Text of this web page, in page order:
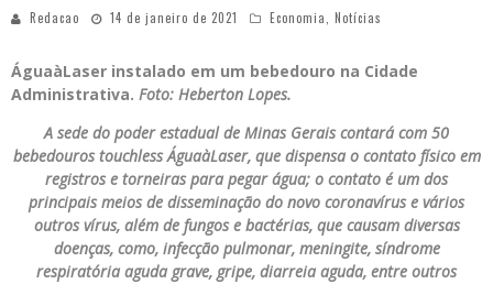
Redacao 14 de janeiro de 2021 Economia, Notícias
ÁguaàLaser instalado em um bebedouro na Cidade
Administrativa. Foto: Heberton Lopes.
A sede do poder estadual de Minas Gerais contará com 50
bebedouros touchless ÁguaàLaser, que dispensa o contato físico em
registros e torneiras para pegar água; o contato é um dos
principais meios de disseminação do novo coronavírus e vários
outros vírus, além de fungos e bactérias, que causam diversas
doenças, como, infecção pulmonar, meningite, síndrome
respiratória aguda grave, gripe, diarreia aguda, entre outros